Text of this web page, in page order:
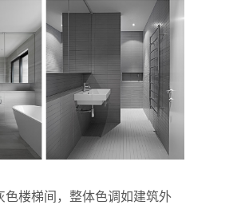
楼梯间，整体色调如建筑外